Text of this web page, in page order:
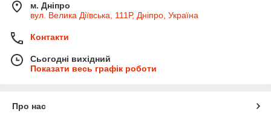
м. Дніпро
вул. Велика Діївська, 111Р, Дніпро, Україна
Контакти
Сьогодні вихідний
Показати весь графік роботи
Про нас